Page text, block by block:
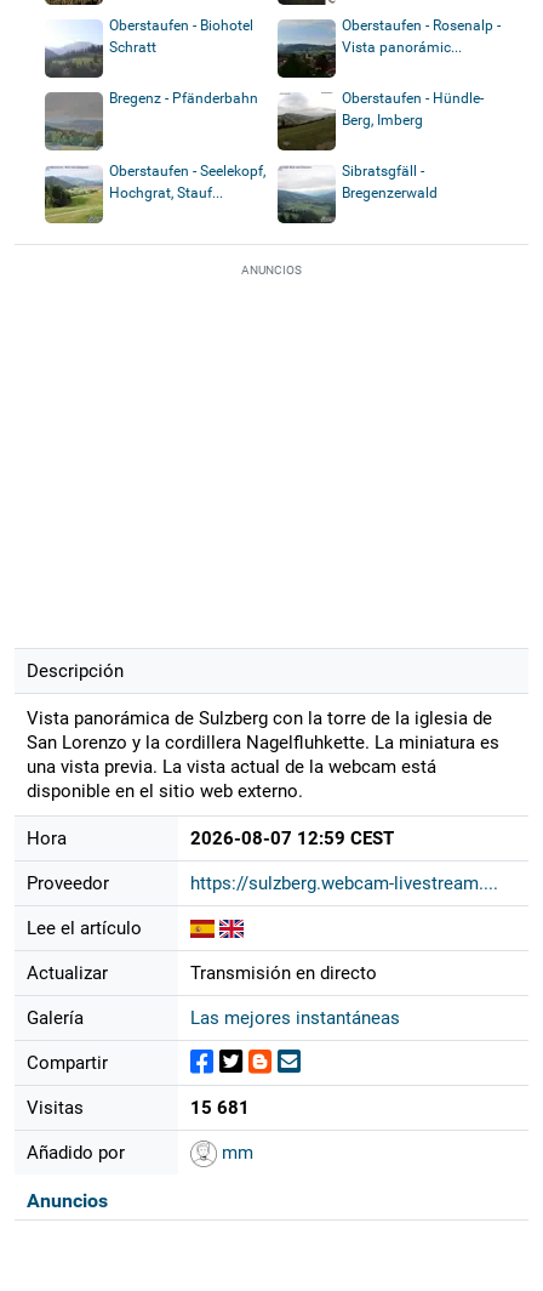
Oberstaufen - Biohotel
Schratt
Oberstaufen - Rosenalp -
Vista panorámic...
Bregenz - Pfänderbahn
Oberstaufen - Hündle-
Berg, Imberg
Oberstaufen - Seelekopf,
Hochgrat, Stauf...
Sibratsgfäll -
Bregenzerwald
ANUNCIOS
Descripción
Vista panorámica de Sulzberg con la torre de la iglesia de
San Lorenzo y la cordillera Nagelfluhkette. La miniatura es
una vista previa. La vista actual de la webcam está
disponible en el sitio web externo.
Hora 2026-08-07 12:59 CEST
Proveedor https://sulzberg.webcam-livestream....
Lee el artículo
Actualizar Transmisión en directo
Galería Las mejores instantáneas
Compartir
Visitas 15 681
Añadido por mm
Anuncios